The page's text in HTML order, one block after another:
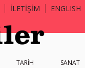
İLETİŞİM ENGLISH
TARİH SANAT